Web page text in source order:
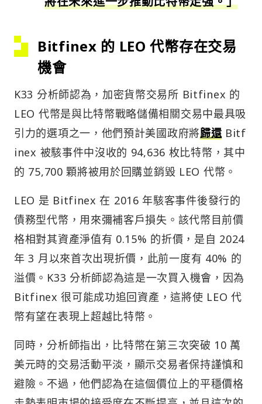
Bitfinex 的 LEO 代幣存在交易
機會
K33 分析師認為，加密貨幣交易所 Bitfinex 的
LEO 代幣是與比特幣戰略儲備相關交易中最具吸
引力的選項之一，他們預計美國政府將歸還Bitf
inex 被駭事件中沒收的 94,636 枚比特幣，其中
的 75,700 顆將被用於回購並銷毀 LEO 代幣。
LEO 是 Bitfinex 在 2016 年駭客事件後發行的
債務型代幣，用來彌補客戶損失。該代幣目前價
格相對其資產淨值有 0.15% 的折價，是自 2024
年 3 月以來首次出現折價，此前一度有 40% 的
溢價。K33 分析師認為這是一次買入機會，因為
Bitfinex 很可能成功追回資產，這將使 LEO 代
幣有望在表現上超越比特幣。
同時，分析師指出，比特幣在第三次突破 10 萬
美元時的交易活動平淡，顯示交易者保持謹慎和
避險。不過，他們認為在這個價位上的平穩價格